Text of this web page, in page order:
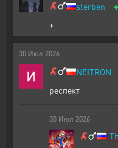
sterben +
+
30 Июл 2026
NEITRON
респект
30 Июл 2026